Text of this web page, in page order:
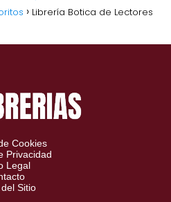
Librería Botica de Lectores
Cookies
Privacidad
Legal
Sitio